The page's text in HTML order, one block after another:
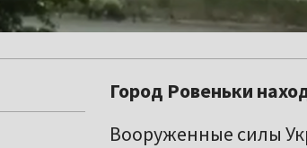
Город Ровеньки
Вооруженные силы